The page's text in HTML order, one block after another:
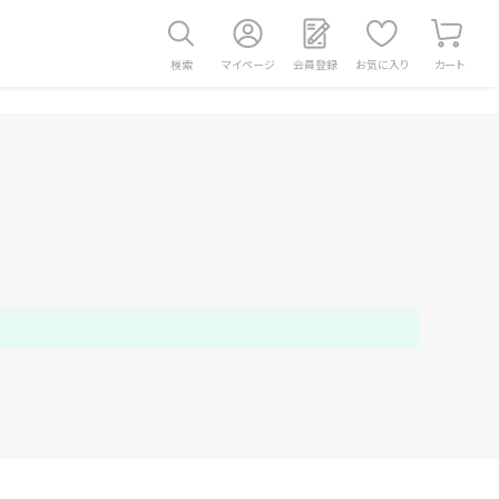
検索 マイページ 会員登録 お気に入り カート